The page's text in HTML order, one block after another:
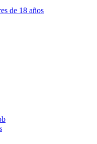
de 18 años